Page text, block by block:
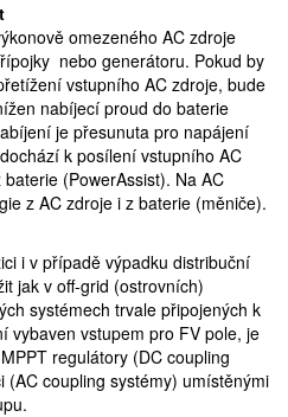
omezeného AC zdroje
nebo generátoru. Pokud by
vstupního AC zdroje, bude
nabíjecí proud do baterie
je přesunuta pro napájení
k posílení vstupního AC
(PowerAssist). Na AC
z AC zdroje i z baterie (měniče).
i v případě výpadku distribuční
jak v off-grid (ostrovních)
systémech trvale připojených k
vybaven vstupem pro FV pole, je
regulátory (DC coupling
coupling systémy) umístěnými